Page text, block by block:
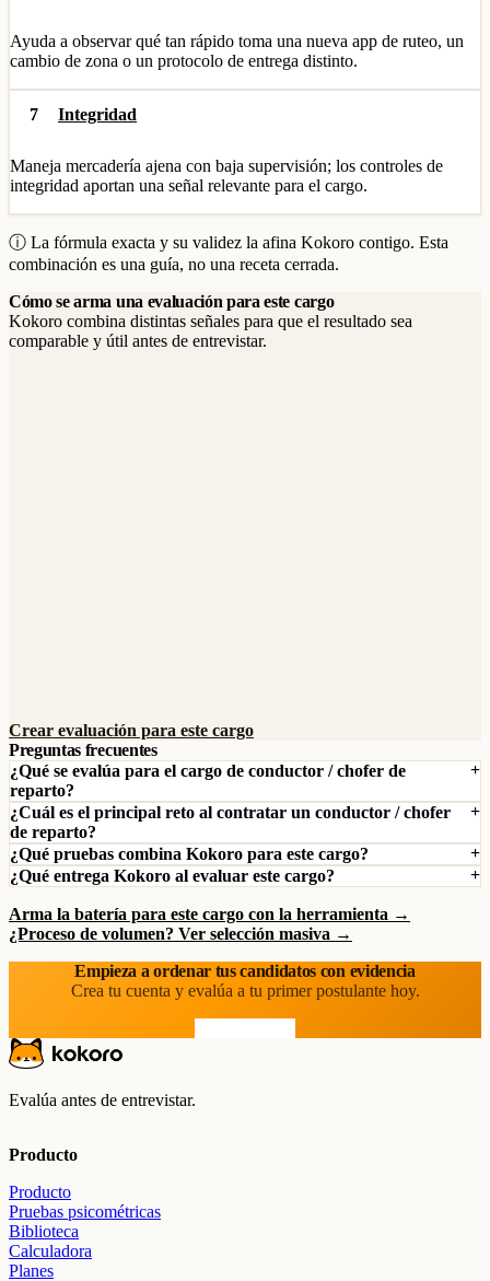
Ayuda a observar qué tan rápido toma una nueva app de ruteo, un
cambio de zona o un protocolo de entrega distinto.
7 Integridad
Maneja mercadería ajena con baja supervisión; los controles de
integridad aportan una señal relevante para el cargo.
ⓘ La fórmula exacta y su validez la afina Kokoro contigo. Esta
combinación es una guía, no una receta cerrada.
Cómo se arma una evaluación para este cargo
Kokoro combina distintas señales para que el resultado sea
comparable y útil antes de entrevistar.
Crear evaluación para este cargo
Preguntas frecuentes
¿Qué se evalúa para el cargo de conductor / chofer de
reparto?
¿Cuál es el principal reto al contratar un conductor / chofer
de reparto?
¿Qué pruebas combina Kokoro para este cargo?
¿Qué entrega Kokoro al evaluar este cargo?
Arma la batería para este cargo con la herramienta →
¿Proceso de volumen? Ver selección masiva →
Empieza a ordenar tus candidatos con evidencia
Crea tu cuenta y evalúa a tu primer postulante hoy.
Evalúa antes de entrevistar.
Producto
Producto
Pruebas psicométricas
Biblioteca
Calculadora
Planes